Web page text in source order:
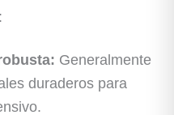
Generalmente
duraderos para